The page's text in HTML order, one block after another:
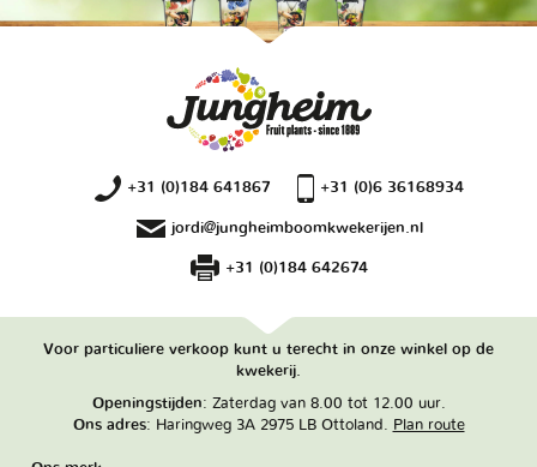
+31 (0)184 641867 +31 (0)6 36168934
jordi@jungheimboomkwekerijen.nl
+31 (0)184 642674
Voor particuliere verkoop kunt u terecht in onze winkel op de
kwekerij.
Openingstijden: Zaterdag van 8.00 tot 12.00 uur.
Ons adres: Haringweg 3A 2975 LB Ottoland. Plan route